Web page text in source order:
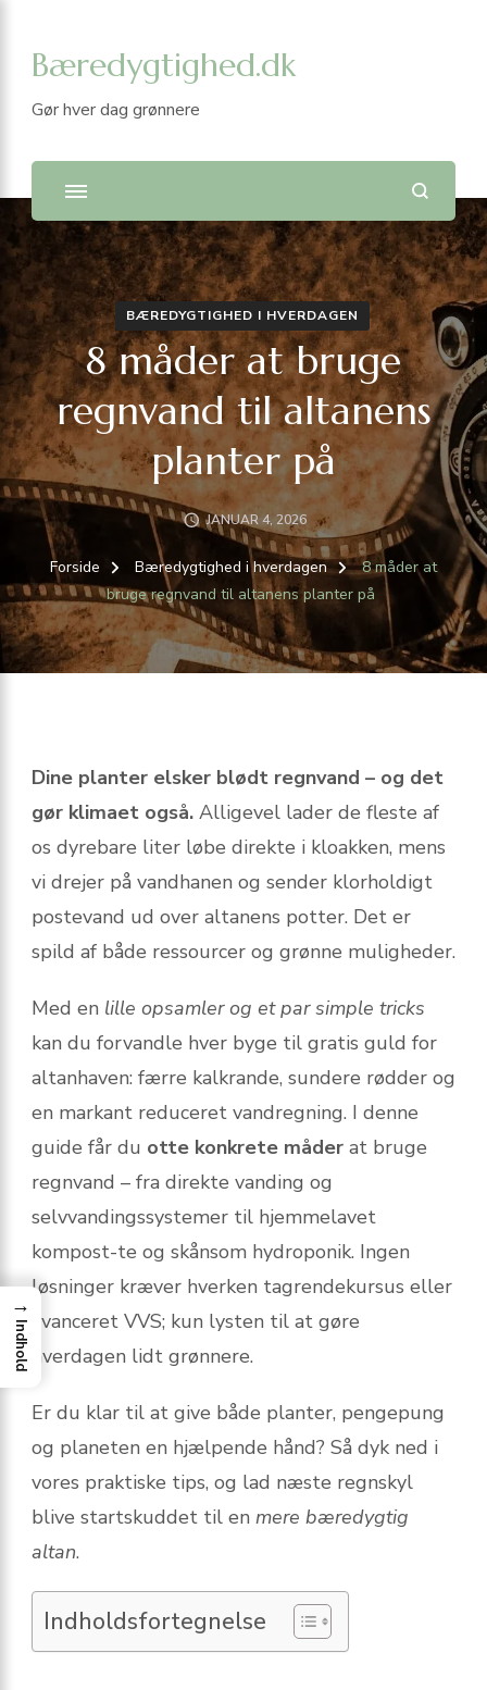
Bæredygtighed.dk
Gør hver dag grønnere
BÆREDYGTIGHED I HVERDAGEN
8 måder at bruge
regnvand til altanens
planter på
JANUAR 4, 2026
Forside Bæredygtighed i hverdagen
8 måder at
bruge regnvand til altanens planter på
Dine planter elsker blødt regnvand – og det
gør klimaet også. Alligevel lader de fleste af
os dyrebare liter løbe direkte i kloakken, mens
vi drejer på vandhanen og sender klorholdigt
postevand ud over altanens potter. Det er
spild af både ressourcer og grønne muligheder.
Med en lille opsamler og et par simple tricks
kan du forvandle hver byge til gratis guld for
altanhaven: færre kalkrande, sundere rødder og
en markant reduceret vandregning. I denne
guide får du otte konkrete måder at bruge
regnvand – fra direkte vanding og
selvvandingssystemer til hjemmelavet
kompost-te og skånsom hydroponik. Ingen
løsninger kræver hverken tagrendekursus eller
avanceret VVS; kun lysten til at gøre
hverdagen lidt grønnere.
Er du klar til at give både planter, pengepung
og planeten en hjælpende hånd? Så dyk ned i
vores praktiske tips, og lad næste regnskyl
blive startskuddet til en mere bæredygtig
altan.
Indholdsfortegnelse
→
Indhold